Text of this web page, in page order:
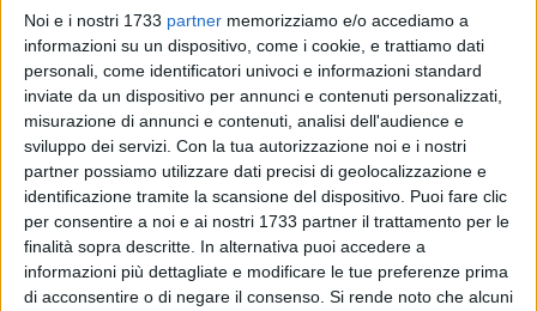
Noi e i nostri 1733 partner memorizziamo e/o accediamo a
informazioni su un dispositivo, come i cookie, e trattiamo dati
personali, come identificatori univoci e informazioni standard
inviate da un dispositivo per annunci e contenuti personalizzati,
misurazione di annunci e contenuti, analisi dell'audience e
sviluppo dei servizi. Con la tua autorizzazione noi e i nostri
partner possiamo utilizzare dati precisi di geolocalizzazione e
identificazione tramite la scansione del dispositivo. Puoi fare clic
per consentire a noi e ai nostri 1733 partner il trattamento per le
finalità sopra descritte. In alternativa puoi accedere a
informazioni più dettagliate e modificare le tue preferenze prima
di acconsentire o di negare il consenso. Si rende noto che alcuni
Maurizio Acerbo, segretario nazionale di Rifondazione
Comunista, ha espresso soddisfazione per il grande risultato